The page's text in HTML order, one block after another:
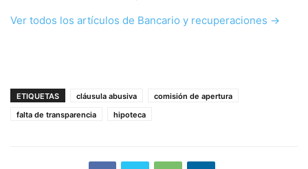
Ver todos los artículos de Bancario y recuperaciones →
ETIQUETAS cláusula abusiva
comisión de apertura
falta de transparencia
hipoteca